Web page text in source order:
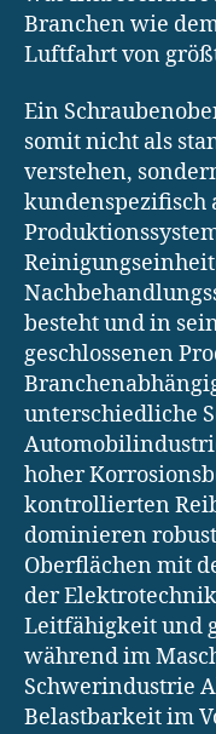
Branchen wie
Luftfahrt von
Ein
somit nicht als
verstehen,
kundenspezifisch
besteht und in
geschlossenen
unterschiedliche
hoher
kontrollierten
dominieren
Oberflächen mit
der
Leitfähigkeit und
während im
Schwerindustrie
Belastbarkeit im